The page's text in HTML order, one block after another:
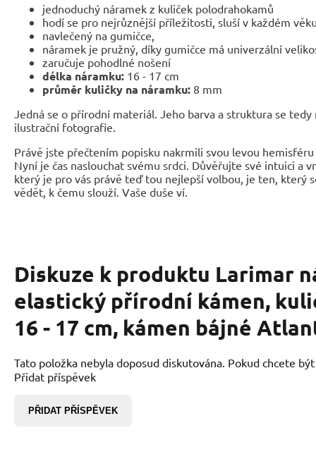
jednoduchý náramek z kuliček polodrahokamů
hodí se pro nejrůznější příležitosti, sluší v každém
navlečený na gumičce,
náramek je pružný, díky gumičce má univerzální
zaručuje pohodlné nošení
délka náramku: 16 - 17 cm
průměr kuličky na náramku: 8 mm
Jedná se o přírodní materiál. Jeho barva a struktura se
ilustrační fotografie.
Právě jste přečtením popisku nakrmili svou levou
Nyní je čas naslouchat svému srdci. Důvěřujte své intuici a
který je pro vás právě teď tou nejlepší volbou, je ten, který
vědět, k čemu slouží. Vaše duše ví.
Diskuze k produktu Larimar
elastický přírodní kámen,
16 - 17 cm, kámen bájné
Tato položka nebyla doposud diskutována. Pokud chcete
Přidat příspěvek
PŘIDAT PŘÍSPĚVEK